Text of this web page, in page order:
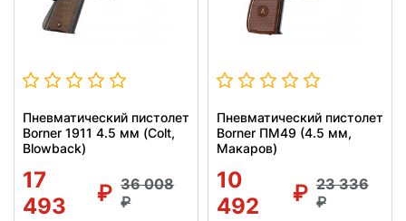
Пневматический пистолет
Borner 1911 4.5 мм (Colt,
Blowback)
17
493
36 008
Пневматический пистолет
Borner ПМ49 (4.5 мм,
Макаров)
10
492
23 336